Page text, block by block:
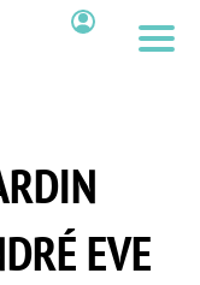
EVE